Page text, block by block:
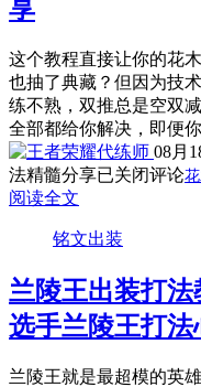
享
这个教程直接让你的花
也抽了典藏？但因为技
练不熟，双推总是空双
全部都给你解决，即便
08月
法精髓分享已关闭评论
阅读全文
铭文出装
兰陵王出装打
选手兰陵王打法
兰陵王就是最超模的英